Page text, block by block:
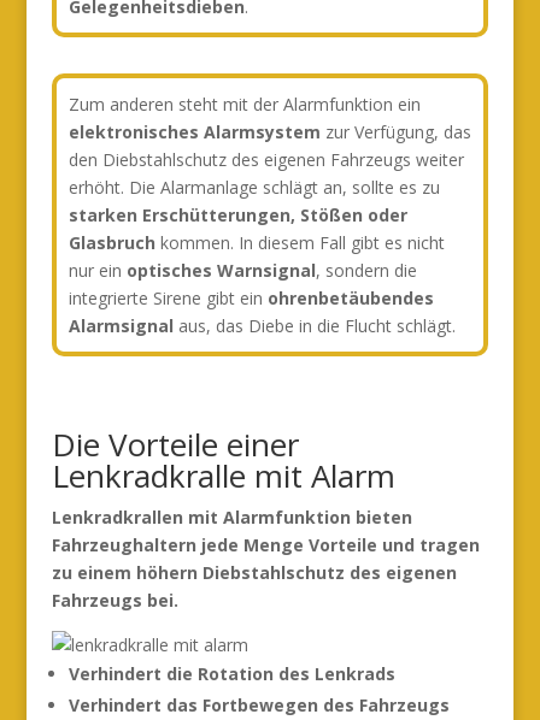
Gelegenheitsdieben.
Zum anderen steht mit der Alarmfunktion ein
elektronisches Alarmsystem zur Verfügung, das
den Diebstahlschutz des eigenen Fahrzeugs weiter
erhöht. Die Alarmanlage schlägt an, sollte es zu
starken Erschütterungen, Stößen oder
Glasbruch kommen. In diesem Fall gibt es nicht
nur ein optisches Warnsignal, sondern die
integrierte Sirene gibt ein ohrenbetäubendes
Alarmsignal aus, das Diebe in die Flucht schlägt.
Die Vorteile einer
Lenkradkralle mit Alarm
Lenkradkrallen mit Alarmfunktion bieten
Fahrzeughaltern jede Menge Vorteile und tragen
zu einem höhern Diebstahlschutz des eigenen
Fahrzeugs bei.
Verhindert die Rotation des Lenkrads
Verhindert das Fortbewegen des Fahrzeugs